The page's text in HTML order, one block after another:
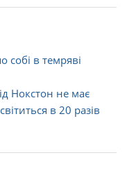
собі в темряві
Нокстон не має
в 20 разів